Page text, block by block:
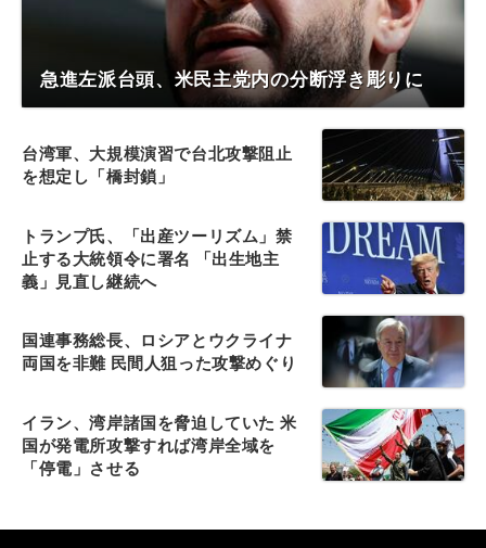
急進左派台頭、米民主党内の分断浮き彫りに
台湾軍、大規模演習で台北攻撃阻止
を想定し「橋封鎖」
トランプ氏、「出産ツーリズム」禁
止する大統領令に署名 「出生地主
義」見直し継続へ
国連事務総長、ロシアとウクライナ
両国を非難 民間人狙った攻撃めぐり
イラン、湾岸諸国を脅迫していた 米
国が発電所攻撃すれば湾岸全域を
「停電」させる